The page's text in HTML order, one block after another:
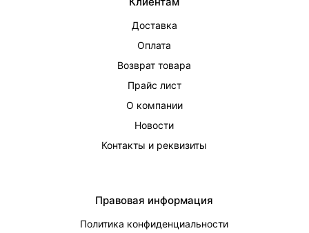
Доставка
Оплата
Возврат товара
Прайс лист
О компании
Новости
Контакты и реквизиты
Правовая информация
Политика конфиденциальности